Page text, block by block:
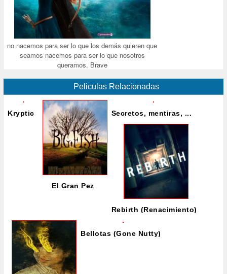
no nacemos para ser lo que los demás quieren que
seamos nacemos para ser lo que nosotros
queramos. Brave
Peliculas Relacionadas
Kryptic
El Gran Pez
Secretos, mentiras, ...
Rebirth (Renacimiento)
Bellotas (Gone Nutty)